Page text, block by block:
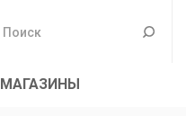
МАГАЗИНЫ